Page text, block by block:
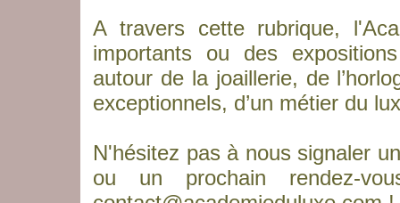
A travers cette rubrique,
importants ou des
autour de la joaillerie, de
exceptionnels, d’un métier du
N'hésitez pas à nous signaler
ou un prochain rendez-